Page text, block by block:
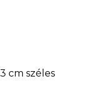
cm széles